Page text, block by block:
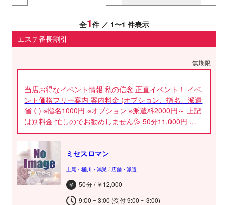
全1件 ／ 1〜1 件表示
エステ番長割引
無期限
当店お得なイベント情報 私の信念 正直イベント！ イベ
ント価格フリー案内 案内料金 (オプション、指名、派遣
省く) ※指名1000円 ※オプション ※派遣料2000円～ 上記
は別料金 忙しのでお勧めしません💦 50分11,000円 お
試しにピッタリコース！ 60分11,000円 70分13,000円
80分14,000円 90分16,000円 100分17,000円 110分
19,000円 120分20,000円 130分22,000円 140分24,000
円 150分25,000円 160分27,000円 170分28,000円 180
分30,000円 の独自コースで お客様に納得頂けるよう 開
設致しました✰ どうぞよろしくお願いします 当然電話
口での 申告義務もありません❗ どうぞよろしくお願いし
ミセスロマン
上尾・桶川・鴻巣 / 店舗・派遣
50分 / ￥12,000
9:00 ~ 3:00 (受付 9:00 ~ 3:00)